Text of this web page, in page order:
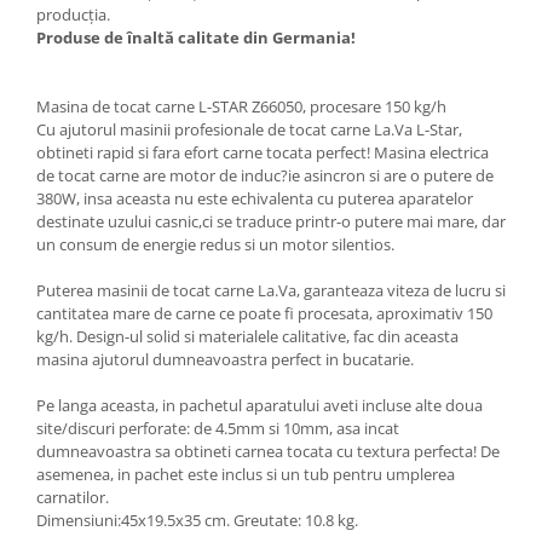
producția.
Produse de înaltă calitate din Germania!
Masina de tocat carne L-STAR Z66050, procesare 150 kg/h
Cu ajutorul masinii profesionale de tocat carne La.Va L-Star,
obtineti rapid si fara efort carne tocata perfect! Masina electrica
de tocat carne are motor de induc?ie asincron si are o putere de
380W, insa aceasta nu este echivalenta cu puterea aparatelor
destinate uzului casnic,ci se traduce printr-o putere mai mare, dar
un consum de energie redus si un motor silentios.
Puterea masinii de tocat carne La.Va, garanteaza viteza de lucru si
cantitatea mare de carne ce poate fi procesata, aproximativ 150
kg/h. Design-ul solid si materialele calitative, fac din aceasta
masina ajutorul dumneavoastra perfect in bucatarie.
Pe langa aceasta, in pachetul aparatului aveti incluse alte doua
site/discuri perforate: de 4.5mm si 10mm, asa incat
dumneavoastra sa obtineti carnea tocata cu textura perfecta! De
asemenea, in pachet este inclus si un tub pentru umplerea
carnatilor.
Dimensiuni:45x19.5x35 cm. Greutate: 10.8 kg.